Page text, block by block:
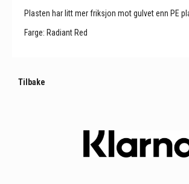
Plasten har litt mer friksjon mot gulvet enn PE
Farge: Radiant Red
Tilbake